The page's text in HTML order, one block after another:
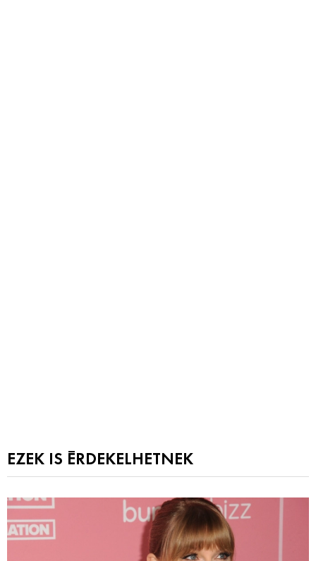
EZEK IS ÉRDEKELHETNEK